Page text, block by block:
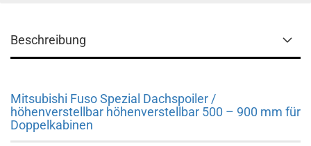
Beschreibung
Mitsubishi Fuso Spezial Dachspoiler /
höhenverstellbar höhenverstellbar 500 – 900 mm für
Doppelkabinen